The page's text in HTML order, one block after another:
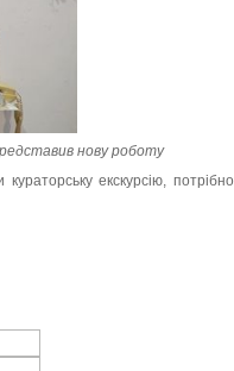
нову роботу
екскурсію, потрібно